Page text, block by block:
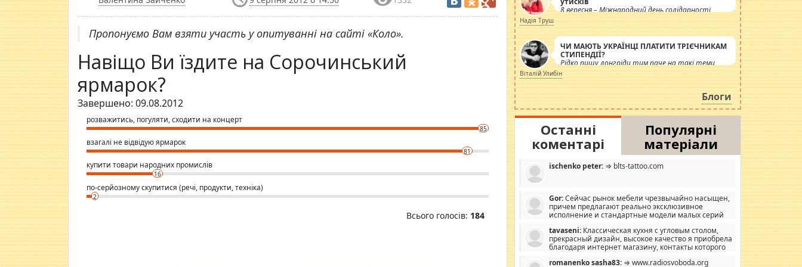
Пропонуємо Вам взяти участь у опитуванні на сайті «Коло».
Навіщо Ви їздите на Сорочинський
ярмарок?
Завершено: 09.08.2012
розважитись, погуляти, сходити на концерт
85
взагалі не відвідую ярмарок
81
купити товари народних промислів
16
по-серйозному скупитися (речі, продукти, техніка)
2
Всього голосів: 184
8 вересня – Міжнародний день солідарності
журналістів.
Надія Труш
ЧИ МАЮТЬ УКРАЇНЦІ ПЛАТИТИ ТРІЄЧНИКАМ
СТИПЕНДІЇ?
Рідко пишу лонгріди тим паче на такі теми,
але вже просто дістало! Обурюють сьогоднішні
інсенуації навколо стипендіального питання.
Штучно роздувається ще одна соціальна
катастрофа.
Віталій Улибін
Блоги
Останні
коментарі
Популярні
матеріали
ischenko peter: ⇒ blts-tattoo.com
Gor:Сейчас рынок мебели чрезвычайно насыщен,
причем предлагают реально эксклюзивное
исполнение и стандартные модели малых серий
дизайну, мало походит на стандартные формы, в MebelOk,
креативненько и что главное - со вкусом все в порядке,
без ненужных наворотов удорожающих мебель, а это не
tavaseni: Классическая кухня с угловым столом,
прекрасный дизайн, высокое качество я приобрела
благодаря интернет магазину, контакты которого
romanenko sasha83: ⇒ www.radiosvoboda.org